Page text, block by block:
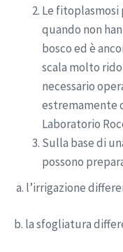
Le fitoplasmosi
quando non
bosco ed è
scala molto
necessario
estremamente
Laboratorio
Sulla base di
possono
a. l’irrigazione
b. la sfogliatura